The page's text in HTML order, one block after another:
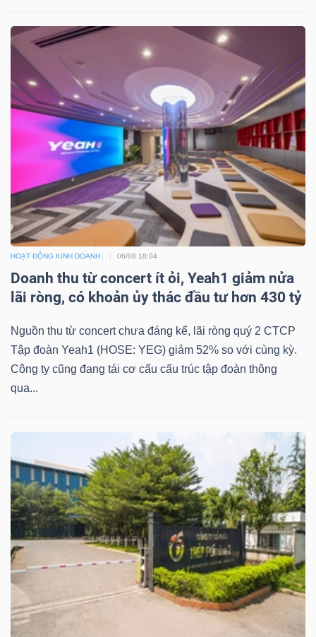
HOẠT ĐỘNG KINH DOANH 06/08 18:04
Doanh thu từ concert ít ỏi, Yeah1 giảm nửa
lãi ròng, có khoản ủy thác đầu tư hơn 430 tỷ
Nguồn thu từ concert chưa đáng kể, lãi ròng quý 2 CTCP
Tập đoàn Yeah1 (HOSE: YEG) giảm 52% so với cùng kỳ.
Công ty cũng đang tái cơ cấu cấu trúc tập đoàn thông
qua...